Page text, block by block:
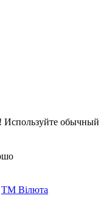
Используйте обычный
ТМ Вілюта